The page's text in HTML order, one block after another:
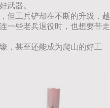
武器。
但工兵铲却在不断的升级，越
一些老兵退役时，也想要带走
，甚至还能成为爬山的好工